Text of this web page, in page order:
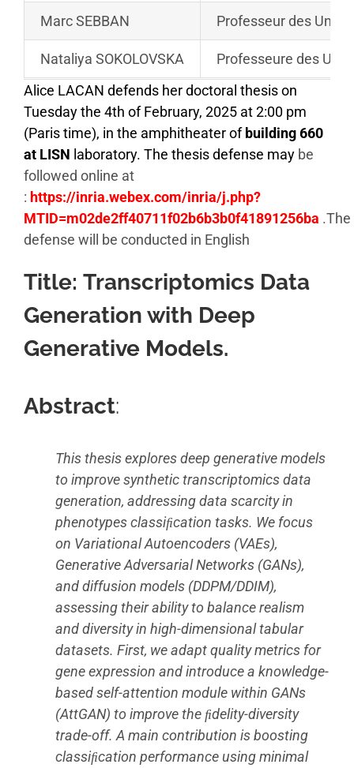
Marc SEBBAN Professeur des
Nataliya SOKOLOVSKA
Professeure des
Alice LACAN defends her doctoral thesis on
Tuesday the 4th of February, 2025 at 2:00 pm
(Paris time), in the amphitheater of building 660
at LISN laboratory. The thesis defense may be
followed online at
: https://inria.webex.com/inria/j.php?
MTID=m02de2ff40711f02b6b3b0f41891256ba .The
defense will be conducted in English
Title: Transcriptomics Data
Generation with Deep
Generative Models.
Abstract:
This thesis explores deep generative models
to improve synthetic transcriptomics data
generation, addressing data scarcity in
phenotypes classiﬁcation tasks. We focus
on Variational Autoencoders (VAEs),
Generative Adversarial Networks (GANs),
and diffusion models (DDPM/DDIM),
assessing their ability to balance realism
and diversity in high-dimensional tabular
datasets. First, we adapt quality metrics for
gene expression and introduce a knowledge-
based self-attention module within GANs
(AttGAN) to improve the ﬁdelity-diversity
trade-off. A main contribution is boosting
classiﬁcation performance using minimal